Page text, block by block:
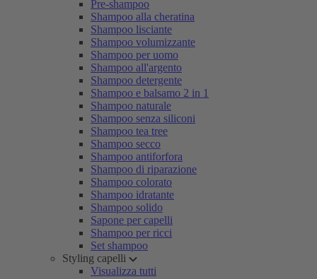
Pre-shampoo
Shampoo alla cheratina
Shampoo lisciante
Shampoo volumizzante
Shampoo per uomo
Shampoo all'argento
Shampoo detergente
Shampoo e balsamo 2 in 1
Shampoo naturale
Shampoo senza siliconi
Shampoo tea tree
Shampoo secco
Shampoo antiforfora
Shampoo di riparazione
Shampoo colorato
Shampoo idratante
Shampoo solido
Sapone per capelli
Shampoo per ricci
Set shampoo
Styling capelli
Visualizza tutti